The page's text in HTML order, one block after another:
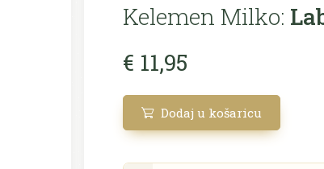
Kelemen Milko:
€ 11,95
Dodaj u košaricu